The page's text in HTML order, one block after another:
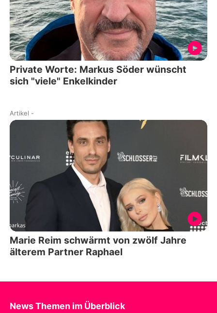
Private Worte: Markus Söder wünscht
sich "viele" Enkelkinder
Artikel -
Marie Reim schwärmt von zwölf Jahre
älterem Partner Raphael
News Themen im Überblick